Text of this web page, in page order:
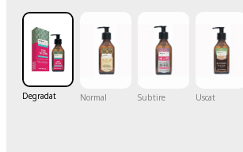
Degradat Normal Subtire Uscat